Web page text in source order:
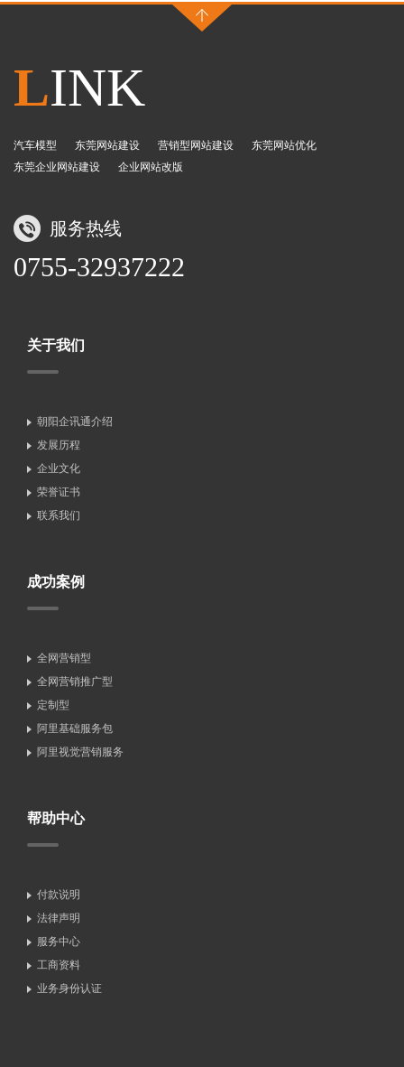
LINK
汽车模型 东莞网站建设 营销型网站建设
东莞网站优化
东莞企业网站建设
企业网站改版
服务热线
0755-32937222
关于我们
朝阳企讯通介绍
发展历程
企业文化
荣誉证书
联系我们
成功案例
全网营销型
全网营销推广型
定制型
阿里基础服务包
阿里视觉营销服务
帮助中心
付款说明
法律声明
服务中心
工商资料
业务身份认证